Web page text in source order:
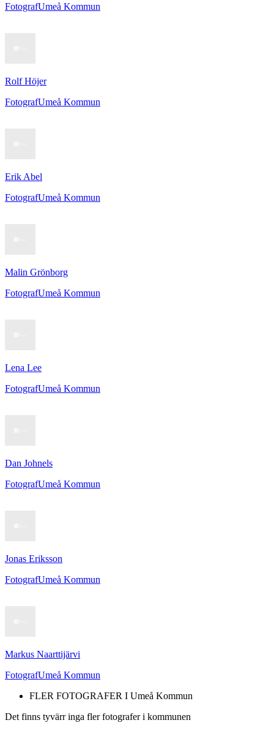
FotografUmeå Kommun
Rolf Höjer
FotografUmeå Kommun
Erik Abel
FotografUmeå Kommun
Malin Grönborg
FotografUmeå Kommun
Lena Lee
FotografUmeå Kommun
Dan Johnels
FotografUmeå Kommun
Jonas Eriksson
FotografUmeå Kommun
Markus Naarttijärvi
FotografUmeå Kommun
FLER FOTOGRAFER I Umeå Kommun
Det finns tyvärr inga fler fotografer i kommunen